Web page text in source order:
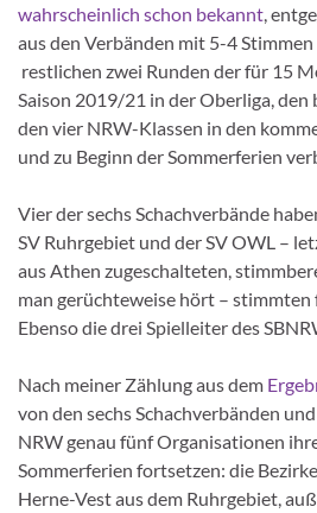
wahrscheinlich schon bekannt,
aus den Verbänden mit 5-4 Stimmen
restlichen zwei Runden der für 15
Saison 2019/21 in der Oberliga, den
den vier NRW-Klassen in den
und zu Beginn der Sommerferien
Vier der sechs Schachverbände
SV Ruhrgebiet und der SV OWL –
aus Athen zugeschalteten,
man gerüchteweise hört – stimmten
Ebenso die drei Spielleiter des
Nach meiner Zählung aus dem
von den sechs Schachverbänden
NRW genau fünf Organisationen
Sommerferien fortsetzen: die
Herne-Vest aus dem Ruhrgebiet,